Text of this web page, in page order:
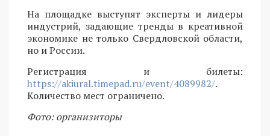
На площадке выступят эксперты и лидеры
индустрий, задающие тренды в креативной
экономике не только Свердловской области,
но и России.
Регистрация и билеты:
https://akiural.timepad.ru/event/4089982/.
Количество мест ограничено.
Фото: организиторы